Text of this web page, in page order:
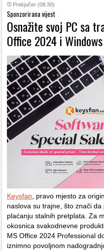
Prekjučer (08:30)
Sponzorirana vijest
Osnažite svoj PC sa
Office 2024 i
Keysfan, pravo mjesto za
naslova su trajne, što znači
plaćanju stalnih pretplata. Za
okosnica svakodnevne
MS Office 2024 Professional
iznimno povoljnom